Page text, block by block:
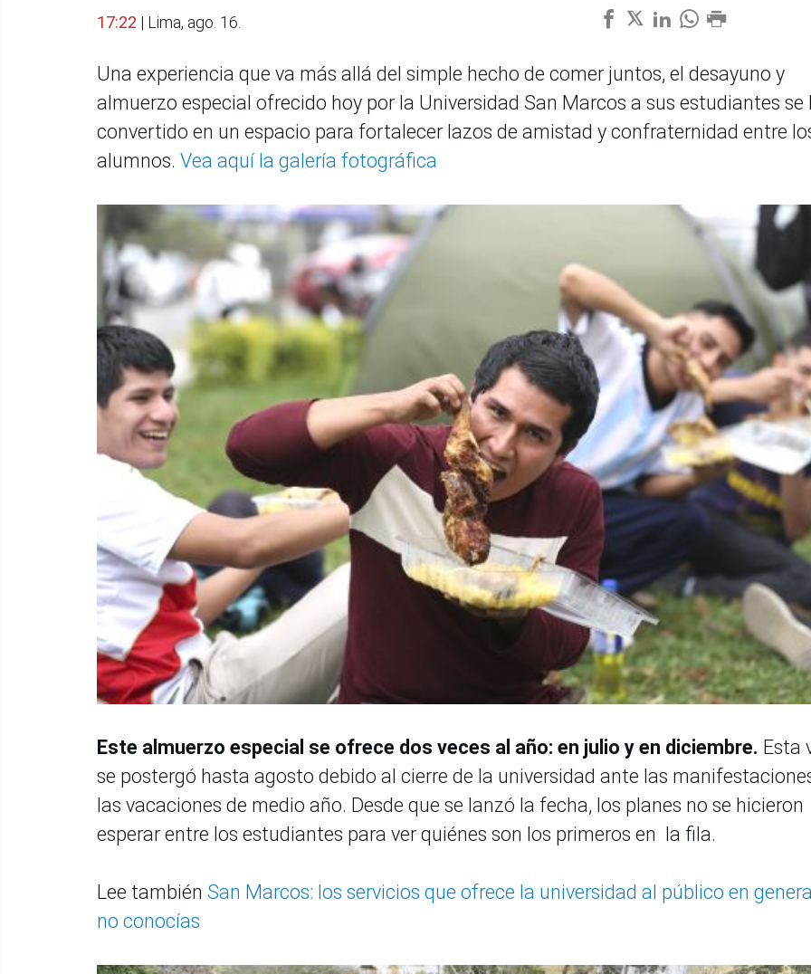
17:22 | Lima, ago. 16.
Una experiencia que va más allá del simple hecho de comer juntos, el desayuno y
almuerzo especial ofrecido hoy por la Universidad San Marcos a sus estudiantes se
convertido en un espacio para fortalecer lazos de amistad y confraternidad entre
alumnos. Vea aquí la galería fotográfica
Este almuerzo especial se ofrece dos veces al año: en julio y en diciembre. Esta
se postergó hasta agosto debido al cierre de la universidad ante las
las vacaciones de medio año. Desde que se lanzó la fecha, los planes no se hicieron
esperar entre los estudiantes para ver quiénes son los primeros en la fila.
Lee también San Marcos: los servicios que ofrece la universidad al público en
no conocías